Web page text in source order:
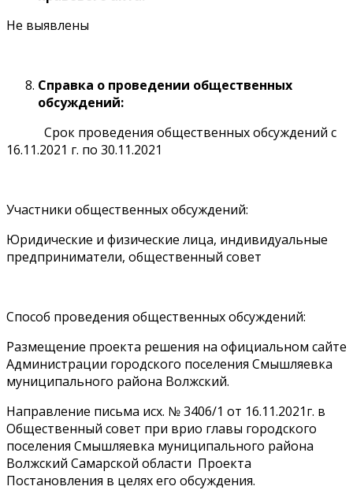
Не выявлены
Справка о проведении общественных
обсуждений:
Срок проведения общественных обсуждений с
16.11.2021 г. по 30.11.2021
Участники общественных обсуждений:
Юридические и физические лица, индивидуальные
предприниматели, общественный совет
Способ проведения общественных обсуждений:
Размещение проекта решения на официальном сайте
Администрации городского поселения Смышляевка
муниципального района Волжский.
Направление письма исх. № 3406/1 от 16.11.2021г. в
Общественный совет при врио главы городского
поселения Смышляевка муниципального района
Волжский Самарской области Проекта
Постановления в целях его обсуждения.